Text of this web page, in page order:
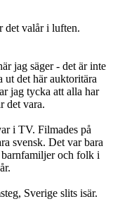
det valår i luften.
jag säger - det är inte
ut det här auktoritära
jag tycka att alla har
det vara.
i TV. Filmades på
svensk. Det var bara
och folk i
Sverige slits isär.